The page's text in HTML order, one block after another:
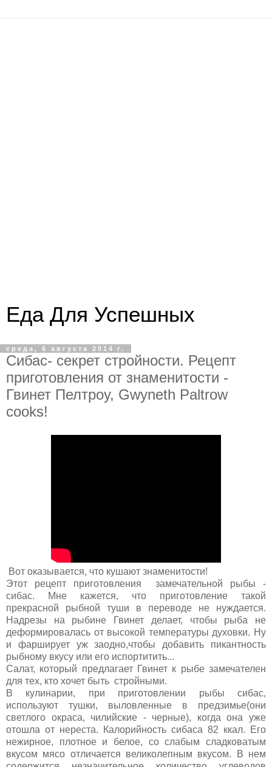
Еда Для Успешных
среда, 6 августа 2014 г.
Сибас- секрет стройности. Рецепт
приготовления от знаменитости -
Гвинет Пелтроу, Gwyneth Paltrow
cooks!
Вот оказывается, что кушают знаменитости!
Этот рецепт приготовления замечательной рыбы -
сибас. Мне кажется, что приготовление такой
прекрасной рыбной туши в переводе не нуждается.
Надрезы на рыбине Гвинет делает, чтобы рыба не
деформировалась от высокой температуры духовки. Ну
и фарширует уж заодно,чтобы добавить пикантность
рыбному вкусу или его испортитить...
Салат, который предлагает Гвинет к рыбе замечателен
для тех, кто хочет быть стройными.
В кулинарии, при приготовлении рыбы сибас,
используют тушки, выловленные в предзимье(они
светлого окраса, чилийские - черные), когда она уже
отошла от нереста. Калорийность сибаса 82 ккал. Его
нежирное, плотное и белое, со слабым сладковатым
вкусом мясо отличается великолепным вкусом. В нем